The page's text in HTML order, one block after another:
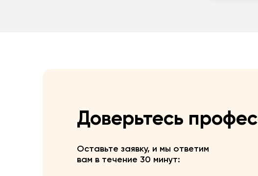
Доверьтесь
Оставьте заявку, и мы ответим
вам в течение 30 минут: